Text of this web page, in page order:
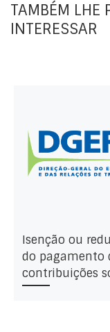
TAMBÉM LHE
INTERESSAR
Isenção ou
do pagamento
contribuições